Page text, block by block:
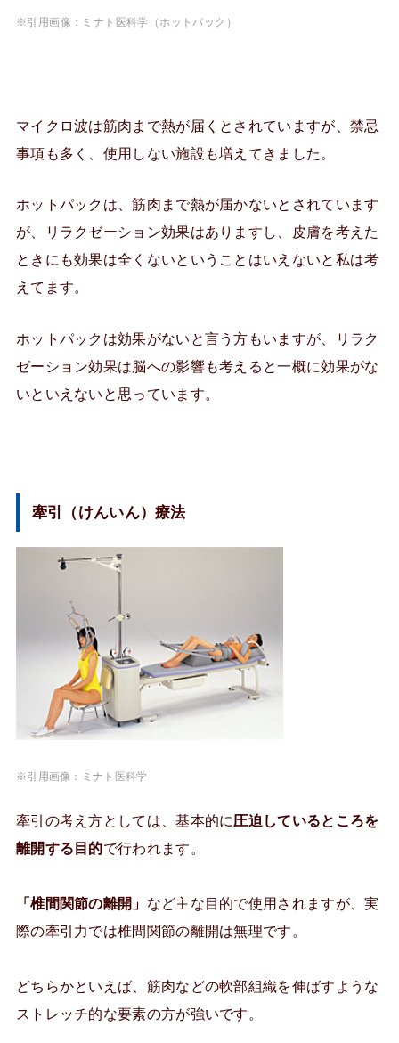
※引用画像：ミナト医科学（ホットパック）
マイクロ波は筋肉まで熱が届くとされていますが、禁忌
事項も多く、使用しない施設も増えてきました。
ホットパックは、筋肉まで熱が届かないとされています
が、リラクゼーション効果はありますし、皮膚を考えた
ときにも効果は全くないということはいえないと私は考
えてます。
ホットパックは効果がないと言う方もいますが、リラク
ゼーション効果は脳への影響も考えると一概に効果がな
いといえないと思っています。
牽引（けんいん）療法
※引用画像：ミナト医科学
牽引の考え方としては、基本的に圧迫しているところを
離開する目的で行われます。
「椎間関節の離開」 など主な目的で使用されますが、実
際の牽引力では椎間関節の離開は無理です。
どちらかといえば、筋肉などの軟部組織を伸ばすような
ストレッチ的な要素の方が強いです。